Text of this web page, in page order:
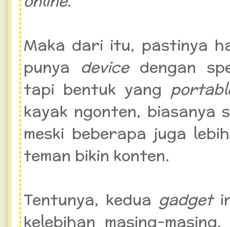
Maka dari itu, pastinya
punya devicedengan
tapi bentuk yang
kayak ngonten, biasanya
meski beberapa juga
teman bikin konten.
Tentunya, kedua gadget
kelebihan masing-